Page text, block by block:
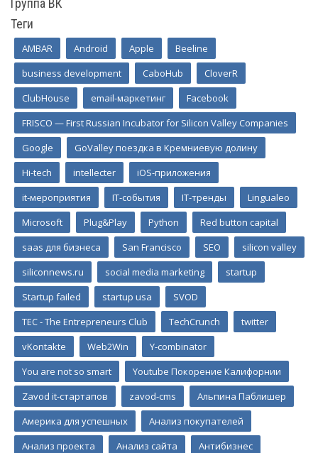
Группа ВК
Теги
AMBAR Android Apple
Beeline
business development
CaboHub
CloverR
ClubHouse
email-маркетинг
Facebook
FRISCO — First Russian Incubator for Silicon Valley Companies
Google
GoValley поездка в Кремниевую долину
Hi-tech
intellecter
iOS-приложения
it-мероприятия
IT-события IT-тренды
Lingualeo
Microsoft
Plug&Play Python
Red button capital
saas для бизнеса
San Francisco SEO
silicon valley
siliconnews.ru
social media marketing
startup
Startup failed
startup usa
SVOD
TEC - The Entrepreneurs Club
TechCrunch
twitter
vKontakte
Web2Win
Y-combinator
You are not so smart
Youtube Покорение Калифорнии
Zavod it-стартапов
zavod-cms
Альпина Паблишер
Америка для успешных
Анализ покупателей
Анализ проекта
Анализ сайта
Антибизнес